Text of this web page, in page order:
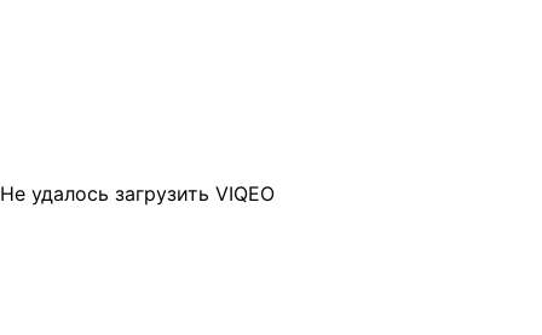
Не удалось загрузить VIQEO